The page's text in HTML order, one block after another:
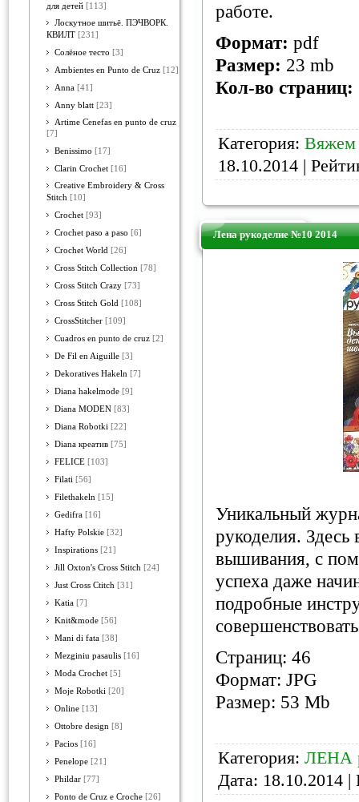
для детей [113]
Лоскутное шитьё. ПЭЧВОРК.
КВИЛТ [231]
Солёное тесто [3]
Ambientes en Punto de Cruz [12]
Anna [41]
Anny blatt [23]
Artime Cenefas en punto de cruz
[7]
Benissimo [17]
Clarin Crochet [16]
Creative Embroidery & Cross
Stitch [10]
Crochet [93]
Crochet paso a paso [6]
Crochet World [26]
Cross Stitch Collection [78]
Cross Stitch Crazy [73]
Cross Stitch Gold [108]
CrossStitcher [109]
Cuadros en punto de cruz [2]
De Fil en Aiguille [3]
Dekoratives Hakeln [7]
Diana hakelmode [9]
Diana MODEN [83]
Diana Robotki [22]
Diana креатив [75]
FELICE [103]
Filati [56]
Filethakeln [15]
Gedifra [16]
Hafty Polskie [32]
Inspirations [21]
Jill Oxton's Cross Stitch [24]
Just Cross Ctitch [31]
Katia [7]
Knit&mode [56]
Mani di fata [38]
Mezginiu pasaulis [16]
Moda Crochet [5]
Moje Robotki [20]
Online [13]
Ottobre design [8]
Pacios [16]
Penelope [21]
Phildar [77]
Ponto de Cruz e Croche [26]
работе.
Формат: pdf
Размер: 23 mb
Кол-во страниц:
Категория: Вяжем
18.10.2014 |
Лена рукоделие №10 2014
Уникальный
рукоделия.
вышивания, с
успеха даже
подробные
Страниц: 46
Формат: JPG
Размер: 53 Mb
Категория: ЛЕНА
Дата: 18.10.2014 |